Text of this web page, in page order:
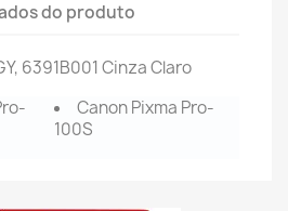
do produto
6391B001 Cinza Claro
Canon Pixma Pro-
100S